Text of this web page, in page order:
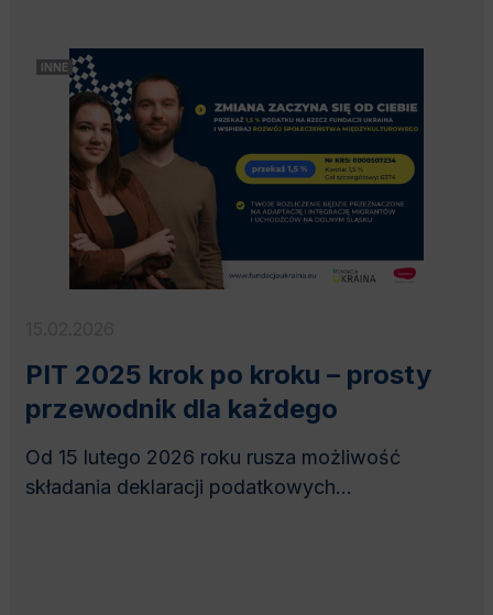
INNE
PIT 2025 krok po kroku – prosty
przewodnik dla każdego
Od 15 lutego 2026 roku rusza możliwość
składania deklaracji podatkowych...